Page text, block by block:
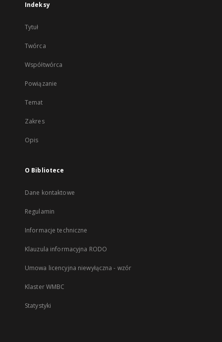
Indeksy
Tytuł
Twórca
Współtwórca
Powiązanie
Temat
Zakres
Opis
O Bibliotece
Dane kontaktowe
Regulamin
Informacje techniczne
Klauzula informacyjna RODO
Umowa licencyjna niewyłączna - wzór
Klaster WMBC
Statystyki